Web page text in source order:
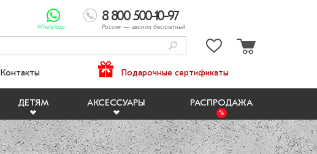
8 800 500-10-97
Россия — звонок бесплатный
WhatsApp
ДЕТЯМ АКСЕССУАРЫ РАСПРОДАЖА
Контакты Подарочные сертификаты